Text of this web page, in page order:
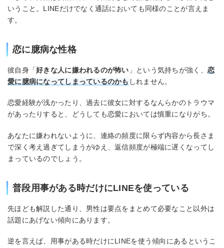
いうこと。LINEだけでなく通話においても同様のことが言えま
す。
恋に臆病な性格
彼自身「好きな人に嫌われるのが怖い 」という気持ちが強く、 恋
愛に臆病になってしまっているのかも しれません。
恋愛経験が浅かったり、過去に彼女に対するなんらかのトラウマ
があったりすると、どうしても恋愛においては慎重になりがち。
あなたに嫌われないように、連絡の頻度に限らず内容から長さま
で深く考え過ぎてしまうがゆえ、返信頻度が極端に遅くなってし
まっているのでしょう。
普段用事がある時だけにLINEを使っている
先ほども解説した通り、男性は要点をまとめて必要なこと以外は
話題にあげない傾向にあります。
逆を言えば、用事がある時だけにLINEを使う傾向にあるというこ